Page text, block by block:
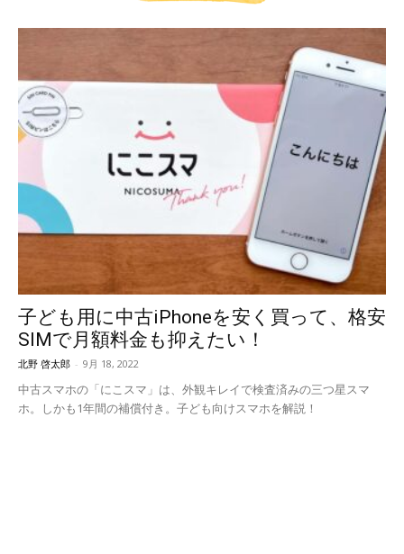
子ども用に中古iPhoneを安く買って、格安
SIMで月額料金も抑えたい！
北野 啓太郎 - 9月 18, 2022
中古スマホの「にこスマ」は、外観キレイで検査済みの三つ星スマ
ホ。しかも1年間の補償付き。子ども向けスマホを解説！